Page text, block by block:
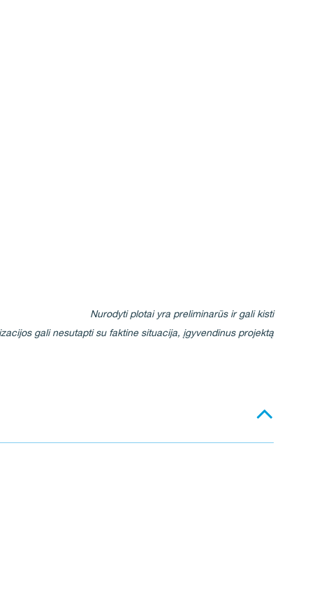
Nurodyti plotai yra preliminarūs ir gali kisti
gali nesutapti su faktine situacija, įgyvendinus projektą